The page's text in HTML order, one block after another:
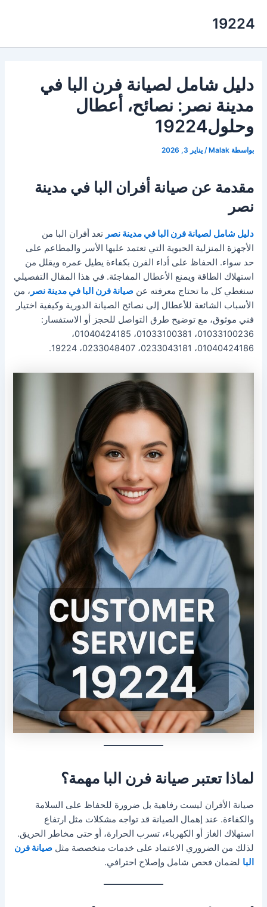
19224
دليل شامل لصيانة فرن البا في
مدينة نصر: نصائح، أعطال
وحلول19224
بواسطة Malak
/يناير 3, 2026
مقدمة عن صيانة أفران البا في مدينة
نصر
دليل شامل لصيانة فرن البا في مدينة نصر تعد أفران البا من
الأجهزة المنزلية الحيوية التي تعتمد عليها الأسر والمطاعم على
حد سواء. الحفاظ على أداء الفرن بكفاءة يطيل عمره ويقلل من
استهلاك الطاقة ويمنع الأعطال المفاجئة. في هذا المقال التفصيلي
سنغطي كل ما تحتاج معرفته عنصيانة فرن البا في مدينة نصر ، من
الأسباب الشائعة للأعطال إلى نصائح الصيانة الدورية وكيفية اختيار
فني موثوق، مع توضيح طرق التواصل للحجز أو الاستفسار:
01033100236، 01033100381، 01040424185،
01040424186، 0233043181، 0233048407، 19224.
لماذا تعتبر صيانة فرن البا مهمة؟
صيانة الأفران ليست رفاهية بل ضرورة للحفاظ على السلامة
والكفاءة. عند إهمال الصيانة قد تواجه مشكلات مثل ارتفاع
استهلاك الغاز أو الكهرباء، تسرب الحرارة، أو حتى مخاطر الحريق.
لذلك من الضروري الاعتماد على خدمات متخصصة مثلصيانة فرن
البا لضمان فحص شامل وإصلاح احترافي.